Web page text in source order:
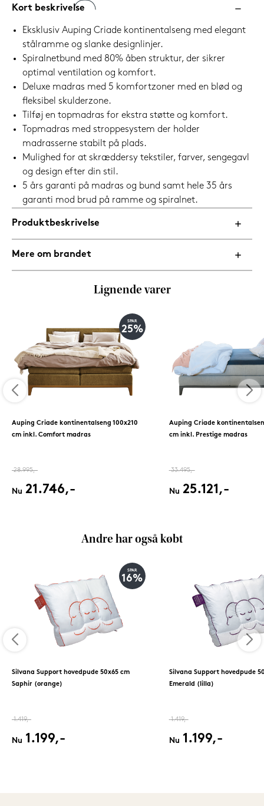
Kort beskrivelse
Eksklusiv Auping Criade kontinentalseng med elegant
stålramme og slanke designlinjer.
Spiralnetbund med 80% åben struktur, der sikrer
optimal ventilation og komfort.
Deluxe madras med 5 komfortzoner med en blød og
fleksibel skulderzone.
Tilføj en topmadras for ekstra støtte og komfort.
Topmadras med stroppesystem der holder
madrasserne stabilt på plads.
Mulighed for at skræddersy tekstiler, farver, sengegavl
og design efter din stil.
5 års garanti på madras og bund samt hele 35 års
garanti mod brud på ramme og spiralnet.
Produktbeskrivelse
Mere om brandet
Lignende varer
SPAR
25%
Auping Criade kontinentalseng 100x210
cm inkl. Comfort madras
28.995,-
Nu 21.746,-
Auping Criade
cm inkl. Prestige madras
33.495,-
Nu 25.121,-
Andre har også købt
SPAR
16%
Silvana Support hovedpude 50x65 cm
Saphir (orange)
1.419,-
Nu 1.199,-
Silvana Support hovedpude
Emerald (lilla)
1.419,-
Nu 1.199,-